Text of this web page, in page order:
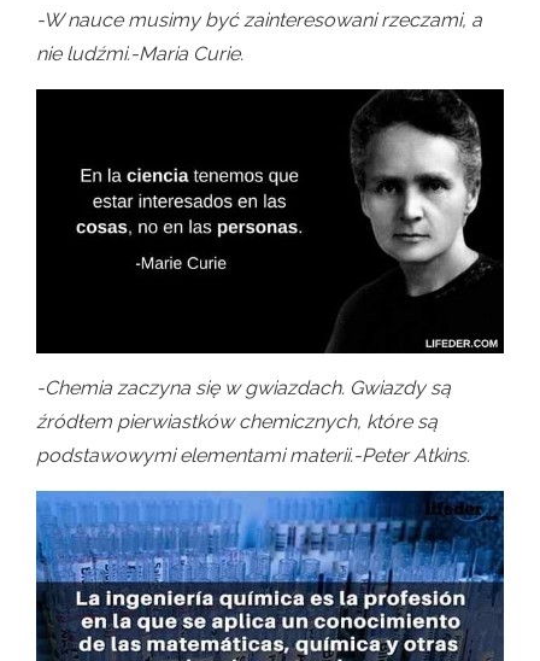
-W nauce musimy być zainteresowani rzeczami, a
nie ludźmi.-Maria Curie.
-Chemia zaczyna się w gwiazdach. Gwiazdy są
źródłem pierwiastków chemicznych, które są
podstawowymi elementami materii.-Peter Atkins.